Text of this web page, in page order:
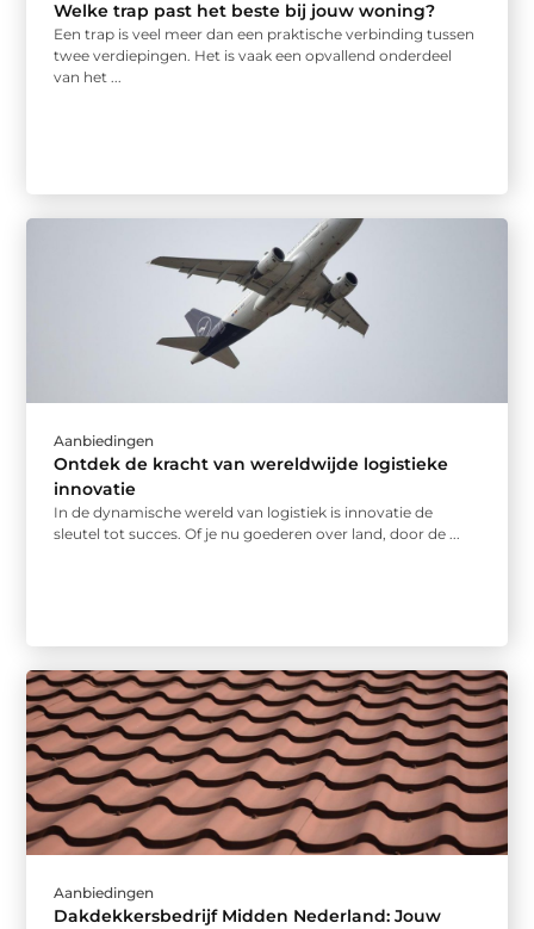
Welke trap past het beste bij jouw woning?
Een trap is veel meer dan een praktische verbinding tussen
twee verdiepingen. Het is vaak een opvallend onderdeel
van het ...
Aanbiedingen
Ontdek de kracht van wereldwijde logistieke
innovatie
In de dynamische wereld van logistiek is innovatie de
sleutel tot succes. Of je nu goederen over land, door de ...
Aanbiedingen
Dakdekkersbedrijf Midden Nederland: Jouw